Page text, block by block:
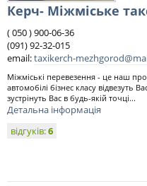
Керч- Міжміське
( 050 ) 900-06-36
(091) 92-32-015
email:taxikerch-
Міжміські перевезення - це наш
автомобілі бізнес класу відвезуть
зустрінуть Вас в будь-якій точці...
Детальна інформація
відгуків:6